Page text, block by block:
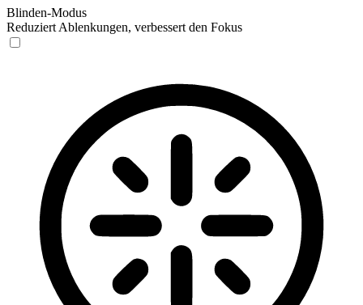
Blinden-Modus
Reduziert Ablenkungen, verbessert den Fokus